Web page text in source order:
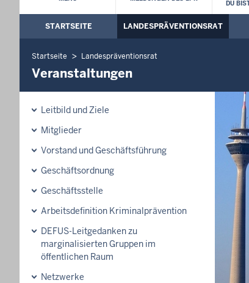
DU
Hauptmenü: Hauptnavigation
STARTSEITE LANDESPRÄVENTIONSRAT
Startseite Landespräventionsrat
Veranstaltungen
Leitbild und Ziele
Mitglieder
Vorstand und Geschäftsführung
Geschäftsordnung
Geschäftsstelle
Arbeitsdefinition Kriminalprävention
DEFUS-Leitgedanken zu
marginalisierten Gruppen im
öffentlichen Raum
Netzwerke